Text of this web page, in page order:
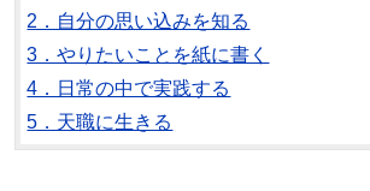
2．自分の思い込みを知る
3．やりたいことを紙に書く
4．日常の中で実践する
5．天職に生きる